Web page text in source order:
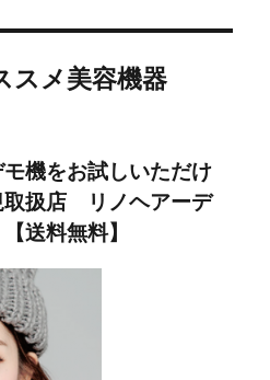
スメ美容機器
機をお試しいただけ
扱店 リノヘアーデ
送料無料】